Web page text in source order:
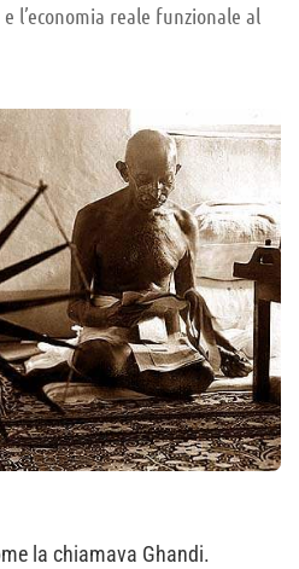
l’economia reale funzionale al
la chiamava Ghandi.